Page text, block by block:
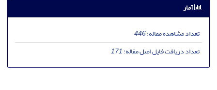
آمار
تعداد مشاهده مقاله:446
تعداد دریافت فایل اصل مقاله:171